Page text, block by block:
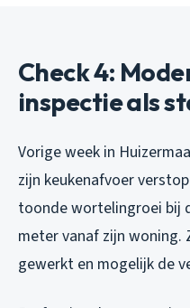
Check 4:
inspectie als
Vorige week in
zijn keukenafvoer
toonde wortelingroei bij
meter vanaf zijn woning.
gewerkt en mogelijk de